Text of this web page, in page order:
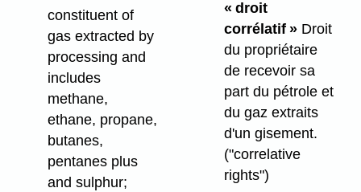
constituent of
gas extracted by
processing and
includes
methane,
ethane, propane,
butanes,
pentanes plus
and sulphur;
« droit
corrélatif »Droit
du propriétaire
de recevoir sa
part du pétrole et
du gaz extraits
d'un gisement.
("correlative
rights")